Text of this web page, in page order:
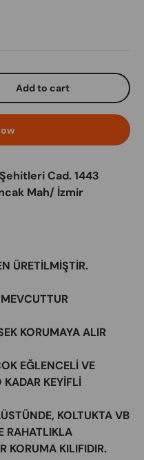
Add to cart
Şehitleri Cad. 1443
Mah/ İzmir
ÜRETİLMİŞTİR.
KORUMAYA ALIR
EĞLENCELİ VE
KEYİFLİ
KOLTUKTA VB
RAHATLIKLA
KORUMA KILIFIDIR.